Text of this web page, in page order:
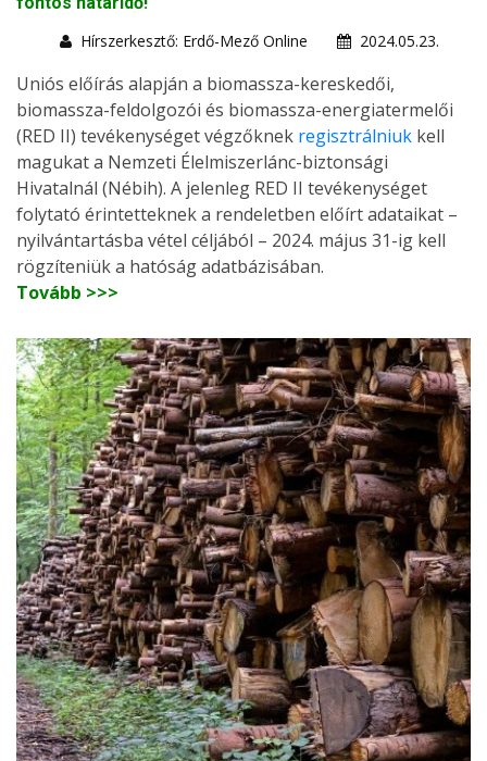
Hírszerkesztő: Erdő-Mező Online
2024.05.23.
Uniós előírás alapján a biomassza-kereskedői,
biomassza-feldolgozói és biomassza-energiatermelői
(RED II) tevékenységet végzőknek regisztrálniuk kell
magukat a Nemzeti Élelmiszerlánc-biztonsági
Hivatalnál (Nébih). A jelenleg RED II tevékenységet
folytató érintetteknek a rendeletben előírt adataikat –
nyilvántartásba vétel céljából – 2024. május 31-ig kell
rögzíteniük a hatóság adatbázisában.
Tovább >>>